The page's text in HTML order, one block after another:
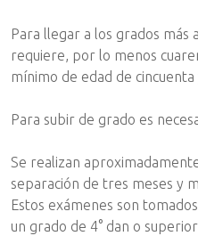
Para llegar a los grados más
requiere, por lo menos
mínimo de edad de cincuenta
Para subir de grado es
Se realizan
separación de tres meses y
Estos exámenes son
un grado de 4° dan o